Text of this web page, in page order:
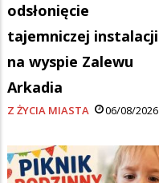
odsłonięcie
tajemniczej instalacji
na wyspie Zalewu
Arkadia
Z ŻYCIA MIASTA 06/08/2026